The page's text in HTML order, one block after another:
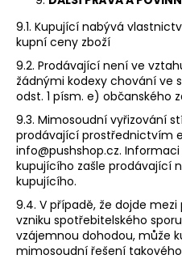
9.1. Kupující nabývá
kupní ceny zboží
9.2. Prodávající není ve
žádnými kodexy chování ve
odst. 1 písm. e) občanského
9.3. Mimosoudní vyřizování
prodávající prostřednictvím
info@pushshop.cz.
kupujícího zašle prodávající
kupujícího.
9.4. V případě, že dojde
vzniku spotřebitelského
vzájemnou dohodou, může
mimosoudní řešení